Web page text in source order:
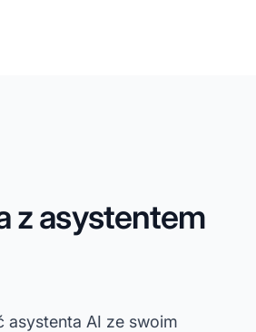
z asystentem
asystenta AI ze swoim